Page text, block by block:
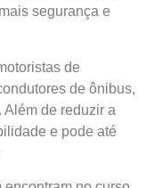
segurança e
de
de ônibus,
de reduzir a
e pode até